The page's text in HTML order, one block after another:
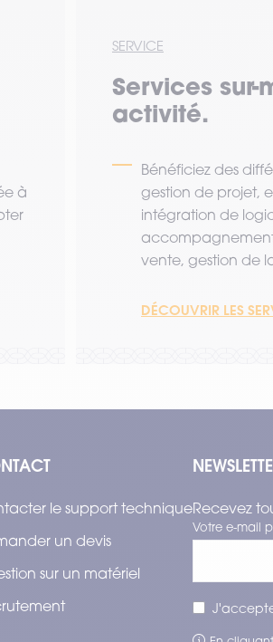
à
SERVICE
Services sur-
activité.
Bénéficiez des
gestion de projet,
intégration de
vente, gestion de
DÉCOUVRIR LES
le support technique
un devis
sur un matériel
Recevez
Votre e-mail